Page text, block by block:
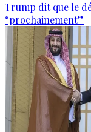
Trump dit que le
“prochainement”